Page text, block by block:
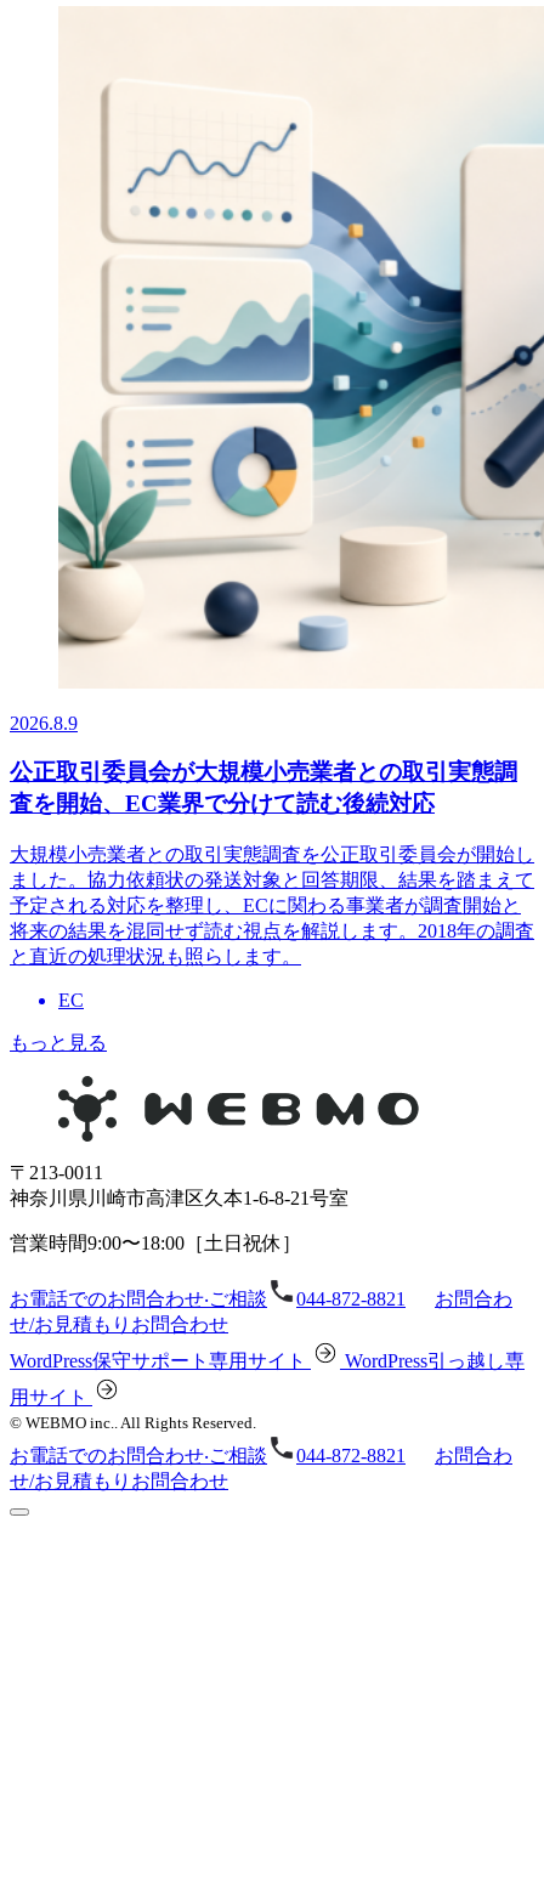
2026.8.9
公正取引委員会が大規模小売業者との取引実態調
査を開始、EC業界で分けて読む後続対応
大規模小売業者との取引実態調査を公正取引委員会が開始し
ました。協力依頼状の発送対象と回答期限、結果を踏まえて
予定される対応を整理し、ECに関わる事業者が調査開始と
将来の結果を混同せず読む視点を解説します。2018年の調査
と直近の処理状況も照らします。
EC
もっと見る
〒213-0011
神奈川県川崎市⾼津区久本1-6-8-21号室
営業時間9:00〜18:00［⼟⽇祝休］
お電話でのお問合わせ‧ご相談 044-872-8821
お問合わ
せ/お⾒積もり お問合わせ
WordPress保守サポート専⽤サイト
WordPress引っ越し専
⽤サイト
© WEBMO inc.. All Rights Reserved.
お電話でのお問合わせ‧ご相談 044-872-8821
お問合わ
せ/お⾒積もり お問合わせ